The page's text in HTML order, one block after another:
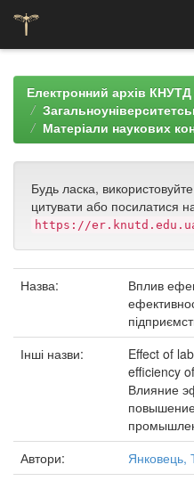
navigationЕлектронний архів КНУТД
Матеріали наукових
Будь ласка,
цитувати або посилатися
https://
Назва:
Вплив
Інші назви:
Effect of
efficiency
Влияние
Автори:
Янковець,